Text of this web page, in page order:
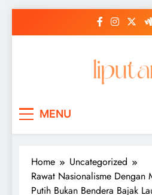
MENU
Home
Uncategorized
Rawat Nasionalisme Dengan
Putih Bukan Bendera Bajak